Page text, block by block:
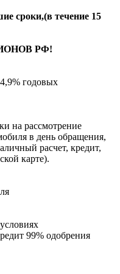
сроки,(в течение 15
РФ!
годовых
на рассмотрение
в день обращения,
расчет, кредит,
карте).
99% одобрения